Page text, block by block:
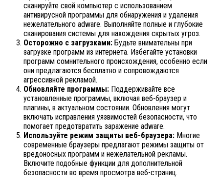
сканируйте свой компьютер с использованием
антивирусной программы для обнаружения и удаления
нежелательного adware. Выполняйте полные и глубокие
сканирования системы для нахождения скрытых угроз.
Осторожно с загрузками: Будьте внимательны при
загрузке программ из интернета. Избегайте установки
программ сомнительного происхождения, особенно если
они предлагаются бесплатно и сопровождаются
агрессивной рекламой.
Обновляйте программы: Поддерживайте все
установленные программы, включая веб-браузер и
плагины, в актуальном состоянии. Обновления могут
включать исправления уязвимостей безопасности, что
помогает предотвратить заражение adware.
Используйте режим защиты веб-браузера: Многие
современные браузеры предлагают режимы защиты от
вредоносных программ и нежелательной рекламы.
Включите подобные функции для дополнительной
безопасности во время просмотра веб-страниц.